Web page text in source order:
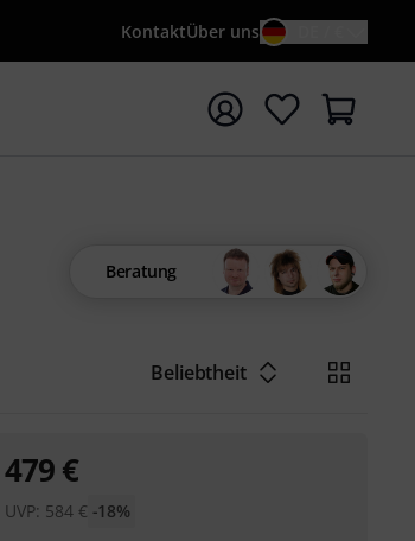
KontaktÜber uns
{searchTerm} starten
Beratung
Beliebtheit
479€
UVP: 584 € -18%